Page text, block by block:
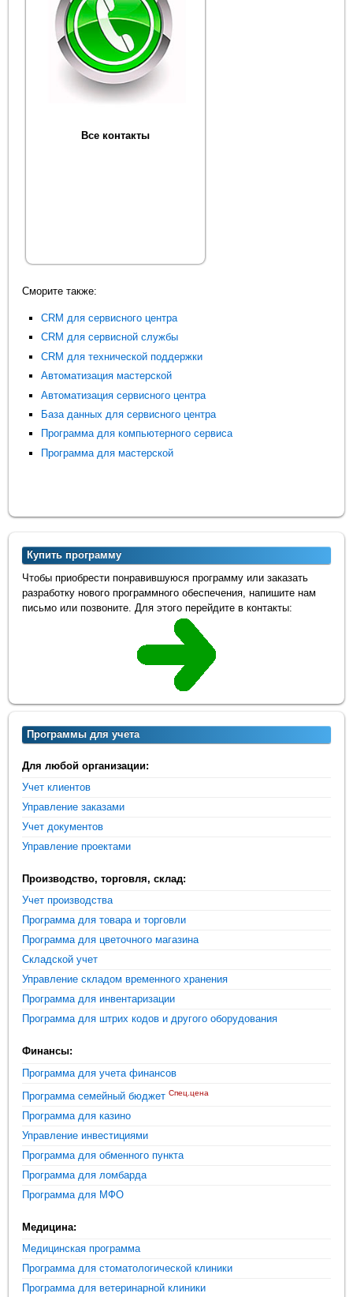
Все контакты
Сморите также:
CRM для сервисного центра
CRM для сервисной службы
CRM для технической поддержки
Автоматизация мастерской
Автоматизация сервисного центра
База данных для сервисного центра
Программа для компьютерного сервиса
Программа для мастерской
Купить программу
Чтобы приобрести понравившуюся программу или заказать
разработку нового программного обеспечения, напишите нам
письмо или позвоните. Для этого перейдите в контакты:
Программы для учета
Для любой организации:
Учет клиентов
Управление заказами
Учет документов
Управление проектами
Производство, торговля, склад:
Учет производства
Программа для товара и торговли
Программа для цветочного магазина
Складской учет
Управление складом временного хранения
Программа для инвентаризации
Программа для штрих кодов и другого оборудования
Финансы:
Программа для учета финансов
Программа семейный бюджет Спец.цена
Программа для казино
Управление инвестициями
Программа для обменного пункта
Программа для ломбарда
Программа для МФО
Медицина:
Медицинская программа
Программа для стоматологической клиники
Программа для ветеринарной клиники